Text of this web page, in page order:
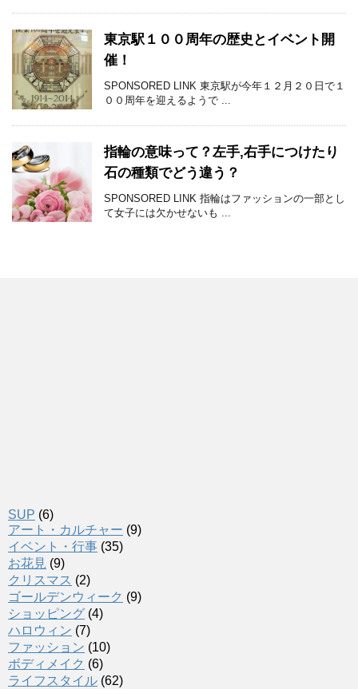
東京駅１００周年の歴史とイベント開
催！
SPONSORED LINK 東京駅が今年１２月２０日で１
００周年を迎えるようで ...
指輪の意味って？左手,右手につけたり
石の種類でどう違う？
SPONSORED LINK 指輪はファッションの一部とし
て女子には欠かせないも ...
SUP (6)
アート・カルチャー (9)
イベント・行事 (35)
お花見 (9)
クリスマス (2)
ゴールデンウィーク (9)
ショッピング (4)
ハロウィン (7)
ファッション (10)
ボディメイク (6)
ライフスタイル (62)